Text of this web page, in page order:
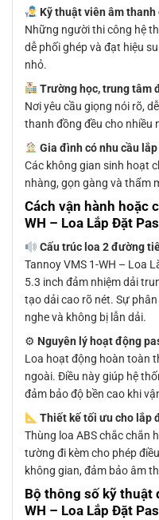
Kỹ thuật viên âm thanh
Những người thi công hệ
dễ phối ghép và đạt hiệu
nhỏ.
Trường học, trung tâm
Nơi yêu cầu giọng nói rõ,
thanh đồng đều cho nhiều
Gia đình có nhu cầu
Các không gian sinh hoạt
nhàng, gọn gàng và thẩm
Cách vận hành hoặc
WH – Loa Lắp Đặt
Cấu trúc loa 2 đường
Tannoy VMS 1-WH – Loa
5.3 inch đảm nhiệm dải
tạo dải cao rõ nét. Sự
nghe và không bị lẫn dải.
⚙ Nguyên lý hoạt động
Loa hoạt động hoàn toàn
ngoài. Điều này giúp hệ
đảm bảo độ bền cao khi
Thiết kế tối ưu cho lắp
Thùng loa ABS chắc chắn
tường đi kèm cho phép
không gian, đảm bảo âm
Bộ thông số kỹ thuật
WH – Loa Lắp Đặt